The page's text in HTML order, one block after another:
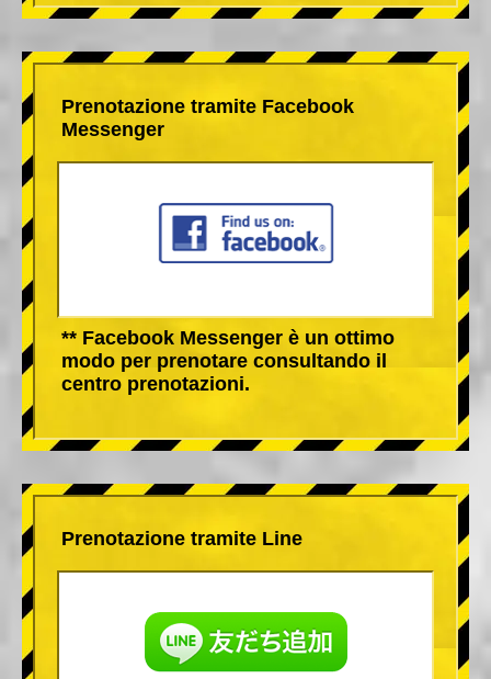
Prenotazione tramite Facebook
Messenger
** Facebook Messenger è un ottimo
modo per prenotare consultando il
centro prenotazioni.
Prenotazione tramite Line